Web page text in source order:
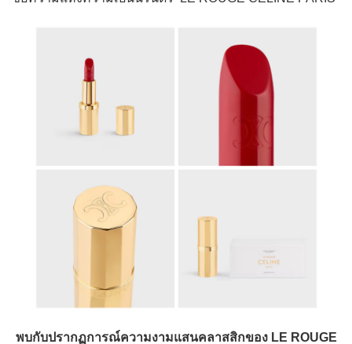
พบกับปรากฏการณ์ความงามแสนคลาสสิกของ LE ROUGE